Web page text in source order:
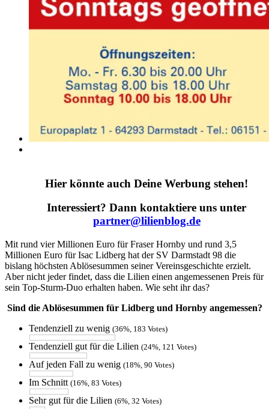
Hier könnte auch Deine Werbung stehen!
Interessiert? Dann kontaktiere uns unter
partner@lilienblog.de
Mit rund vier Millionen Euro für Fraser Hornby und rund 3,5
Millionen Euro für Isac Lidberg hat der SV Darmstadt 98 die
bislang höchsten Ablösesummen seiner Vereinsgeschichte erzielt.
Aber nicht jeder findet, dass die Lilien einen angemessenen Preis für
sein Top-Sturm-Duo erhalten haben. Wie seht ihr das?
Sind die Ablösesummen für Lidberg und Hornby angemessen?
Tendenziell zu wenig (36%, 183 Votes)
Tendenziell gut für die Lilien (24%, 121 Votes)
Auf jeden Fall zu wenig (18%, 90 Votes)
Im Schnitt (16%, 83 Votes)
Sehr gut für die Lilien (6%, 32 Votes)